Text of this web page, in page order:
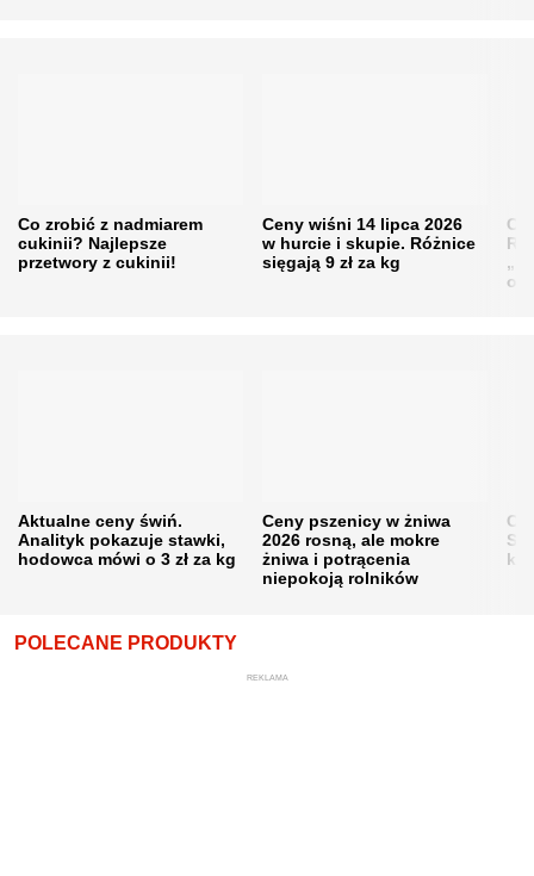
Co zrobić z nadmiarem
cukinii? Najlepsze
przetwory z cukinii!
Ceny wiśni 14 lipca 2026
w hurcie i skupie. Różnice
sięgają 9 zł za kg
Aktualne ceny świń.
Analityk pokazuje stawki,
hodowca mówi o 3 zł za kg
Ceny pszenicy w żniwa
2026 rosną, ale mokre
żniwa i potrącenia
niepokoją rolników
POLECANE PRODUKTY
REKLAMA